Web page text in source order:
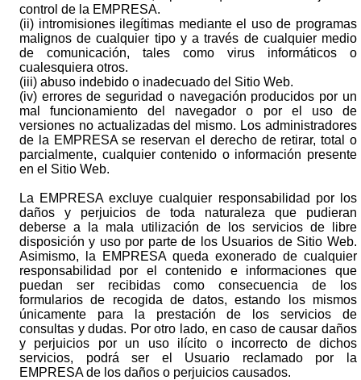
control de la EMPRESA.
(ii) intromisiones ilegítimas mediante el uso de programas
malignos de cualquier tipo y a través de cualquier medio
de comunicación, tales como virus informáticos o
cualesquiera otros.
(iii) abuso indebido o inadecuado del Sitio Web.
(iv) errores de seguridad o navegación producidos por un
mal funcionamiento del navegador o por el uso de
versiones no actualizadas del mismo. Los administradores
de la EMPRESA se reservan el derecho de retirar, total o
parcialmente, cualquier contenido o información presente
en el Sitio Web.
La EMPRESA excluye cualquier responsabilidad por los
daños y perjuicios de toda naturaleza que pudieran
deberse a la mala utilización de los servicios de libre
disposición y uso por parte de los Usuarios de Sitio Web.
Asimismo, la EMPRESA queda exonerado de cualquier
responsabilidad por el contenido e informaciones que
puedan ser recibidas como consecuencia de los
formularios de recogida de datos, estando los mismos
únicamente para la prestación de los servicios de
consultas y dudas. Por otro lado, en caso de causar daños
y perjuicios por un uso ilícito o incorrecto de dichos
servicios, podrá ser el Usuario reclamado por la
EMPRESA de los daños o perjuicios causados.